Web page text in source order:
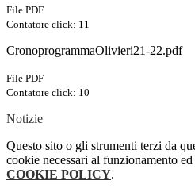
File PDF
Contatore click: 11
CronoprogrammaOlivieri21-22.pdf
File PDF
Contatore click: 10
Notizie
Questo sito o gli strumenti terzi da
cookie necessari al funzionamento
COOKIE POLICY.